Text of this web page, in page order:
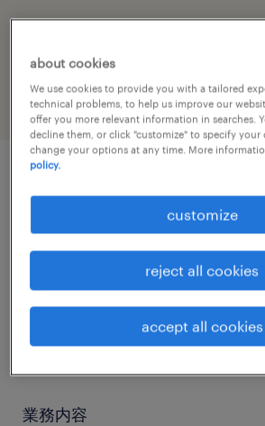
engineering
job details
職種
食品加工・検査・袋詰め
業務内容
about cookies
We use cookies to provide you with a tailored
technical problems, to help us improve our
offer you more relevant information in searches.
decline them, or click "customize" to specify your
change your options at any time. More
policy.
customize
reject all cookies
accept all cookies